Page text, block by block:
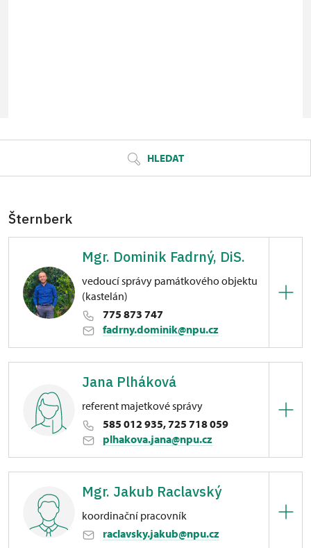
HLEDAT
Šternberk
Mgr. Dominik Fadrný, DiS.
vedoucí správy památkového objektu
(kastelán)
775 873 747
fadrny.dominik@npu.cz
Horní náměstí 170/6, Šternberk na Moravě
Jana Plháková
referent majetkové správy
585 012 935, 725 718 059
plhakova.jana@npu.cz
Horní náměstí 170/6, Šternberk na Moravě
Mgr. Jakub Raclavský
koordinační pracovník
raclavsky.jakub@npu.cz